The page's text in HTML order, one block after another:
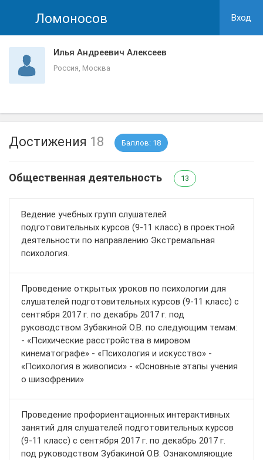
Ломоносов Вход
Илья Андреевич Алексеев
Россия, Москва
Достижения 18 Баллов: 18
Общественная деятельность 13
Ведение учебных групп слушателей
подготовительных курсов (9-11 класс) в проектной
деятельности по направлению Экстремальная
психология.
Проведение открытых уроков по психологии для
слушателей подготовительных курсов (9-11 класс) с
сентября 2017 г. по декабрь 2017 г. под
руководством Зубакиной О.В. по следующим темам:
- «Психические расстройства в мировом
кинематографе» - «Психология и искусство» -
«Психология в живописи» - «Основные этапы учения
о шизофрении»
Проведение профориентационных интерактивных
занятий для слушателей подготовительных курсов
(9-11 класс) с сентября 2017 г. по декабрь 2017 г.
под руководством Зубакиной О.В. Ознакомляющие